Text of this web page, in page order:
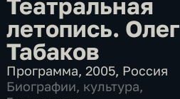
летопись. Олег
Табаков
Программа,2005, Россия
Биографии, культура,